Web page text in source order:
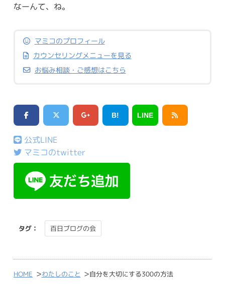
なーんて、ね。
マミコのプロフィール
カウンセリングメニューを見る
お悩み相談・ご感想はこちら
B! LINE
公式LINE
マミコのtwitter
タグ： 百日ブログの会
HOME >わたしのこと >自分を大切にする300の方法